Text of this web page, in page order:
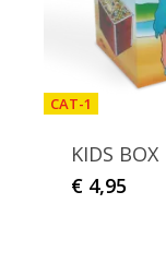
CAT-1
KIDS BOX
€ 4,95